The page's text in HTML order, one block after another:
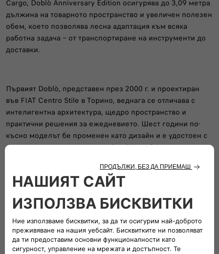
Cargo, Doblò Anniversary Edition осигурява до 3,09 метра
дължина на товарното пространство и увеличен полезен
обем, което позволява лесна адаптация към всяка
работна задача – от транспортиране на инструменти до
доставки.
Първият Doblò, представен през 2000 г. и проектиран
във FIAT Centro Stile в Торино, веднага се отличава с
интелигентна архитектура, щедро пространство и
практични решения за ежедневието. Шест години по-
късно моделът бе променен като дизайн и е удостоен с
престижната награда International Van of the Year,
професионалната си ориентация.
Второто поколение, лансирано през 2010 г.,
представлява значителен напредък и затвърждава
двойната роля на Doblò – като надеждно работно
средство и практичен семеен автомобил.